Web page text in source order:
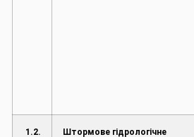
1.2.
Штормове гідрологічне